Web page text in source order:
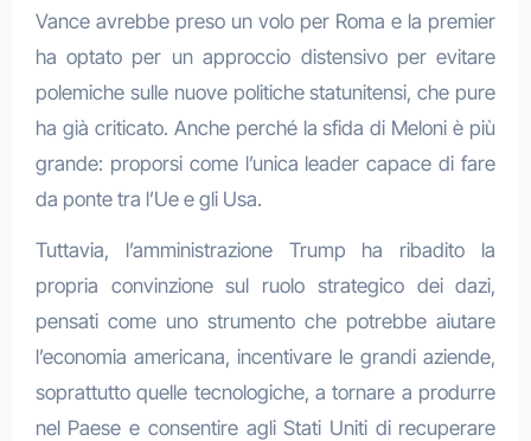
Vance avrebbe preso un volo per Roma e la premier
ha optato per un approccio distensivo per evitare
polemiche sulle nuove politiche statunitensi, che pure
ha già criticato. Anche perché la sfida di Meloni è più
grande: proporsi come l’unica leader capace di fare
da ponte tra l’Ue e gli Usa.
Tuttavia, l’amministrazione Trump ha ribadito la
propria convinzione sul ruolo strategico dei dazi,
pensati come uno strumento che potrebbe aiutare
l’economia americana, incentivare le grandi aziende,
soprattutto quelle tecnologiche, a tornare a produrre
nel Paese e consentire agli Stati Uniti di recuperare